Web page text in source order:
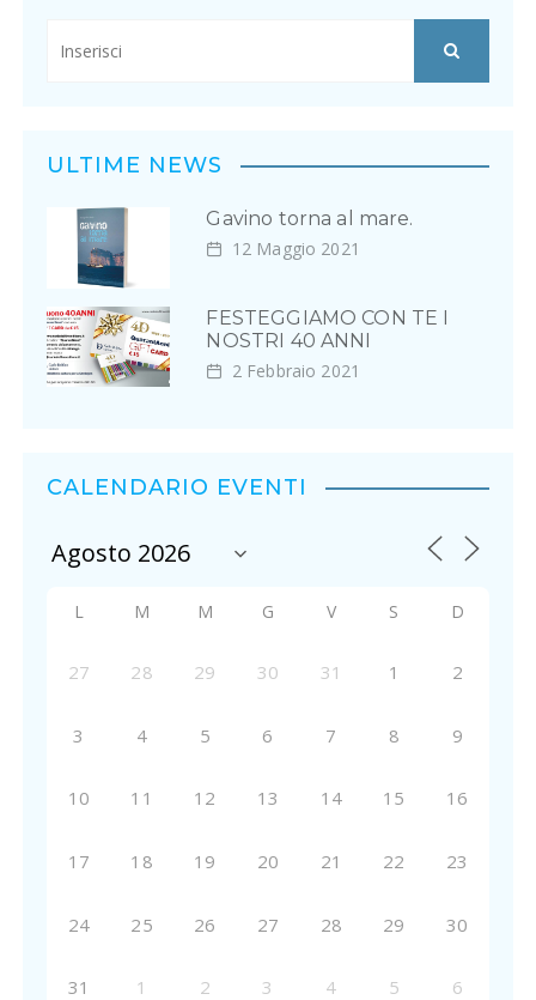
ULTIME NEWS
Gavino torna al mare.
12 Maggio 2021
FESTEGGIAMO CON TE I
NOSTRI 40 ANNI
2 Febbraio 2021
CALENDARIO EVENTI
L M M G V S D
27 28 29 30 31 1 2
3 4 5 6 7 8 9
10 11 12 13 14 15 16
17 18 19 20 21 22 23
24 25 26 27 28 29 30
31 1 2 3 4 5 6